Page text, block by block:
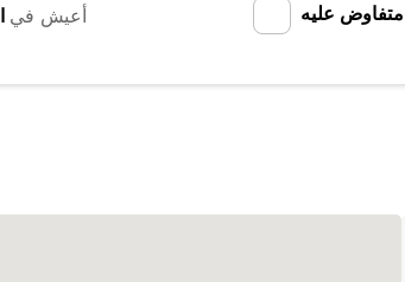
أعيش في عليه